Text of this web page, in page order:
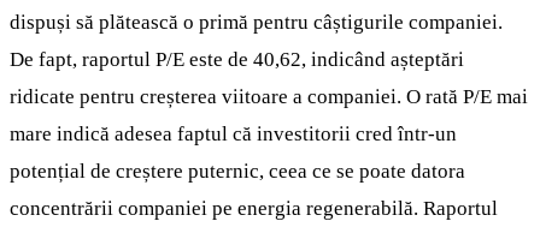
dispuși să plătească o primă pentru câștigurile companiei.
De fapt, raportul P/E este de 40,62, indicând așteptări
ridicate pentru creșterea viitoare a companiei. O rată P/E mai
mare indică adesea faptul că investitorii cred într-un
potențial de creștere puternic, ceea ce se poate datora
concentrării companiei pe energia regenerabilă. Raportul